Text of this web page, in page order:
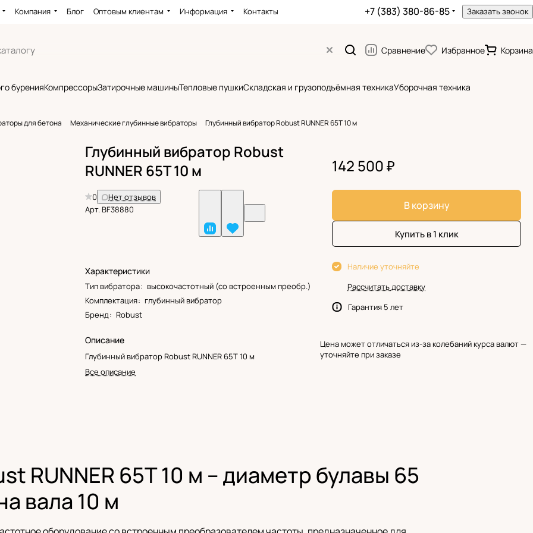
Компания Блог Оптовым клиентам Информация Контакты +7 (383) 380-86-85 Заказать звонок
Сравнение Избранное Корзина
буренияКомпрессорыЗатирочные машиныТепловые пушкиСкладская и грузоподъёмная техникаУборочная техника
для бетона Механические глубинные вибраторы Глубинный вибратор Robust RUNNER 65T 10 м
Глубинный вибратор Robust
RUNNER 65T 10 м
0
Нет отзывов
Арт.BF38880
Характеристики
Тип вибратора: высокочастотный (со встроенным преобр.)
Комплектация: глубинный вибратор
Бренд: Robust
Описание
Глубинный вибратор Robust RUNNER 65T 10 м
Все описание
142 500 ₽
В корзину
Купить в 1 клик
Наличие уточняйте
Рассчитать доставку
Гарантия 5 лет
Цена может отличаться из-за колебаний курса валют —
уточняйте при заказе
RUNNER 65T 10 м – диаметр булавы 65
вала 10 м